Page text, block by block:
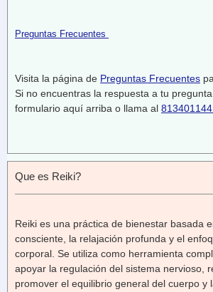
Preguntas Frecuentes
Visita la página de Preguntas Frecuentes
Si no encuentras la respuesta a tu
formulario aquí arriba o llama al
Que es Reiki?
Reiki es una práctica de bienestar basada
consciente, la relajación profunda y el
corporal. Se utiliza como herramienta
apoyar la regulación del sistema nervioso,
promover el equilibrio general del cuerpo y